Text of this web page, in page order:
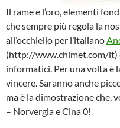
Il rame e l’oro, elementi
che sempre più regola la
all’occhiello per l’italiano
(http://www.chimet.com/it)
informatici. Per una volta è
vincere. Saranno anche
ma è la dimostrazione che,
– Norvergia e Cina 0!